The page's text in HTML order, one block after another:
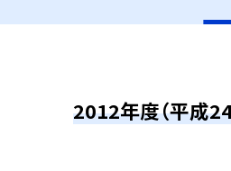
2012年度（平成